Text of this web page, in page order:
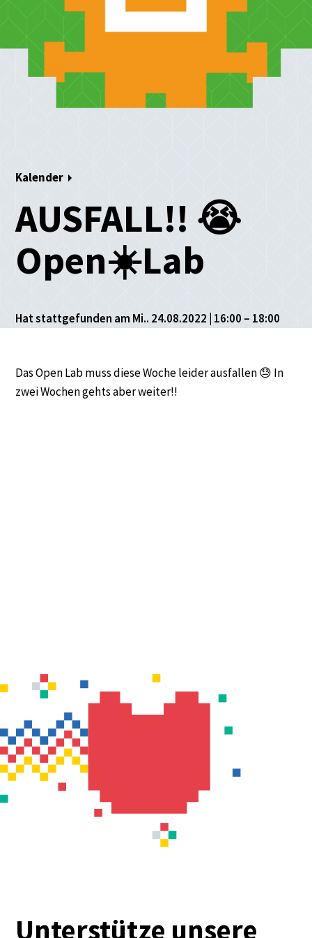
Kalender
AUSFALL!! 😭
Open☀️Lab
Hat stattgefunden am Mi.. 24.08.2022 | 16:00 – 18:00
Das Open Lab muss diese Woche leider ausfallen 😓 In
zwei Wochen gehts aber weiter!!
Unterstütze unsere